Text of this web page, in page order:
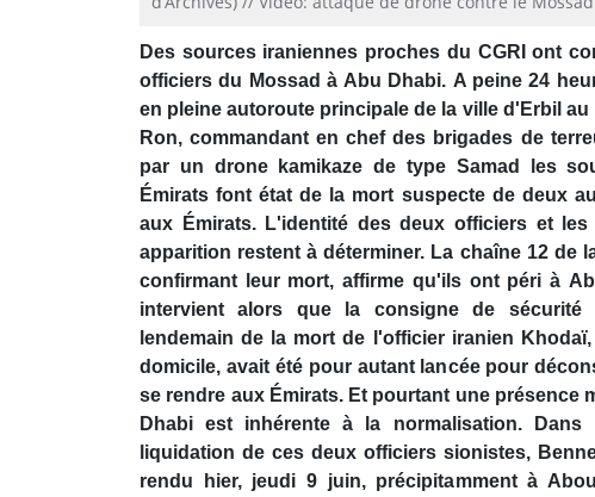
secondsVolume
Des sources iraniennes proches du CGRI ont
officiers du Mossad à Abu Dhabi. A peine 24
en pleine autoroute principale de la ville d'Erbil au
Ron, commandant en chef des brigades de
par un drone kamikaze de type Samad les
Émirats font état de la mort suspecte de deux
aux Émirats. L'identité des deux officiers et
apparition restent à déterminer. La chaîne 12 de
confirmant leur mort, affirme qu'ils ont péri à
intervient alors que la consigne de
lendemain de la mort de l'officier iranien
domicile, avait été pour autant lancée pour
se rendre aux Émirats. Et pourtant une présence
Dhabi est inhérente à la normalisation.
liquidation de ces deux officiers sionistes,
rendu hier, jeudi 9 juin, précipitamment à